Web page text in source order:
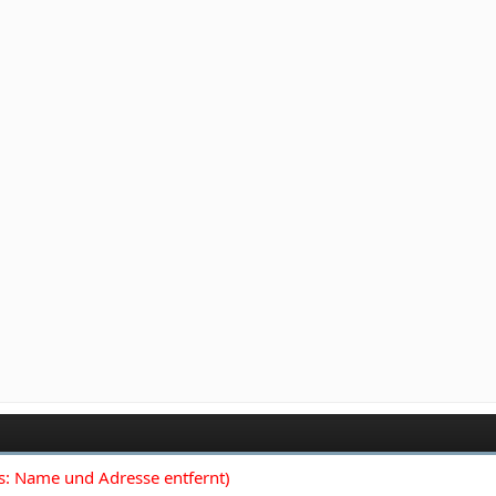
Name und Adresse entfernt)